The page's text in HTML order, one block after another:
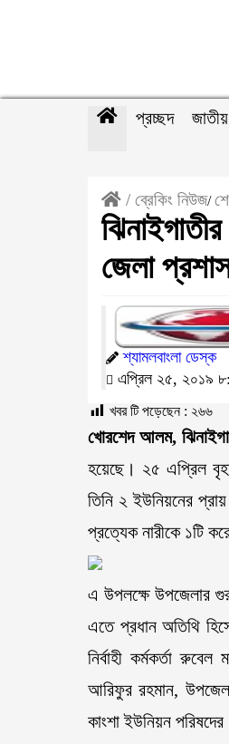
প্রচ্ছদ জাতীয়
/ ব্রেকিং নিউজ/
জেলা
শ্যামলবাংলা ডেস্ক
এপ্রিল ২৫, ২০১৯
খবর টি পড়েছেন : ২৬৬
খোরশেদ আলম,
হয়েছে। ২৫ এপ্রিল
তিনি ২ ইউনিয়নের
প্রত্যেক নারীকে ১টি
এ উপলক্ষে উপজেলার
এতে প্রধান অতিথি
নির্বাহী কর্মকর্তা
আরিফুর রহমান,
কাংশা ইউনিয়ন